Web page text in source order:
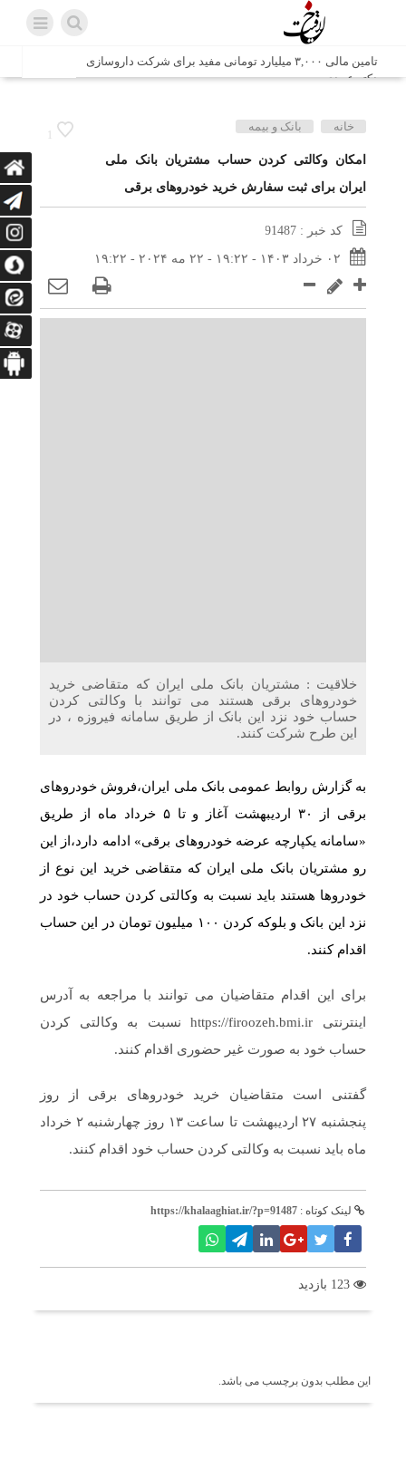
تامین مالی ۳,۰۰۰ میلیارد تومانی مفید برای شرکت داروسازی
دکتر عبیدی
شش وزیر کابینه پاکستان با حضور در سفارت ایران در اسلام
اتابک: ظرفیت های جدید همکاری‌های تجاری ایران و پاکستان با
محوریت بخش خصوصی فعال می‌شود
در مسیر جا‌مانده‌ها، دل‌ها به کربلا رسیده است
وزیر صمت خواستار پیگیری کانتینرهای ایرانی در بندر کراچی
شد / تجارت ۱۰ میلیارد دلاری ایران و پاکستان
1
خانه بانک و بیمه
امکان وکالتی کردن حساب مشتریان بانک ملی
ایران برای ثبت سفارش خرید خودروهای برقی
کد خبر : 91487
۰۲ خرداد ۱۴۰۳ - ۱۹:۲۲ - ۲۲ مه ۲۰۲۴ - ۱۹:۲۲
خلاقیت : مشتریان بانک ملی ایران که متقاضی خرید
خودروهای برقی هستند می توانند با وکالتی کردن
حساب خود نزد این بانک از طریق سامانه فیروزه ، در
این طرح شرکت کنند.
به گزارش روابط عمومی بانک ملی ایران،فروش خودروهای
برقی از ۳۰ اردیبهشت آغاز و تا ۵ خرداد ماه از طریق
«سامانه یکپارچه عرضه خودروهای برقی» ادامه دارد،از این
رو مشتریان بانک ملی ایران که متقاضی خرید این نوع از
خودروها هستند باید نسبت به وکالتی کردن حساب خود در
نزد این بانک و بلوکه کردن ۱۰۰ میلیون تومان در این حساب
اقدام کنند.
برای این اقدام متقاضیان می توانند با مراجعه به آدرس
اینترنتی https://firoozeh.bmi.ir نسبت به وکالتی کردن
حساب خود به صورت غیر حضوری اقدام کنند.
گفتنی است متقاضیان خرید خودروهای برقی از روز
پنجشنبه ۲۷ اردیبهشت تا ساعت ۱۳ روز چهارشنبه ۲ خرداد
ماه باید نسبت به وکالتی کردن حساب خود اقدام کنند.
لینک کوتاه : https://khalaaghiat.ir/?p=91487
این مطلب بدون برچسب می باشد.